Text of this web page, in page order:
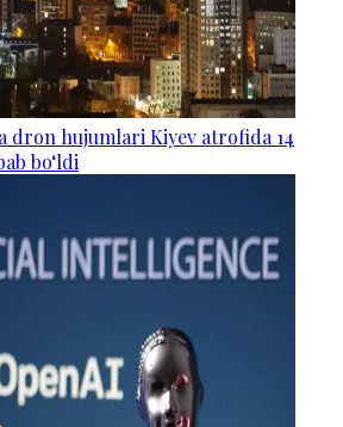
dron hujumlari Kiyev atrofida 14
bo‘ldi